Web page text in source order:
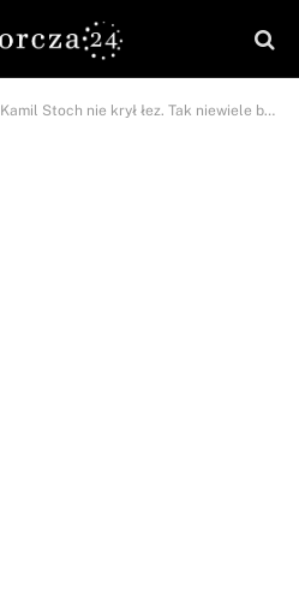
Kamil Stoch nie krył łez. Tak niewiele brakowało do zdobycia medalu…